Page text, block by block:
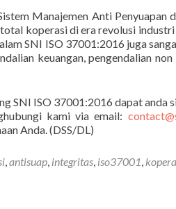
Manajemen Anti Penyuapan
koperasi di era revolusi
SNI ISO 37001:2016 juga
keuangan, pengendalian
SNI ISO 37001:2016 dapat
kami via email:
Anda. (DSS/DL)
,antisuap, integritas, iso37001,